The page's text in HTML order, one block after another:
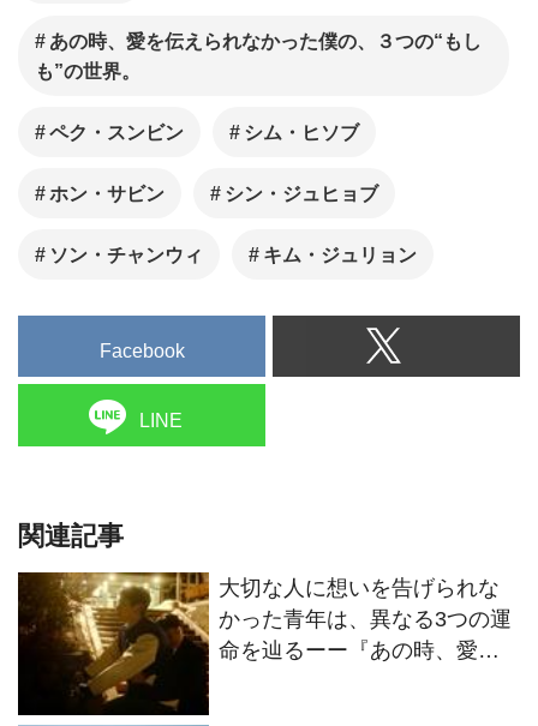
あの時、愛を伝えられなかった僕の、３つの“もし
も”の世界。
ペク・スンビン シム・ヒソブ
ホン・サビン シン・ジュヒョブ
ソン・チャンウィ キム・ジュリョン
Facebook
LINE
関連記事
大切な人に想いを告げられな
かった青年は、異なる3つの運
命を辿るーー『あの時、愛を